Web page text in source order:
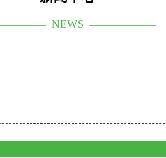
NEWS ——————